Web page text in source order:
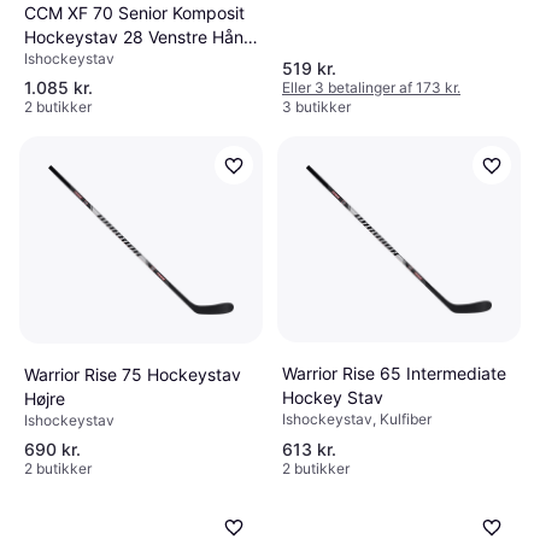
CCM XF 70 Senior Komposit
Hockeystav 28 Venstre Hånd
- Ned
Ishockeystav
1.085 kr.
2 butikker
519 kr.
Eller 3 betalinger af 173 kr.
3 butikker
Warrior Rise 75 Hockeystav
Højre
Ishockeystav
690 kr.
2 butikker
Warrior Rise 65 Intermediate
Hockey Stav
Ishockeystav, Kulfiber
613 kr.
2 butikker